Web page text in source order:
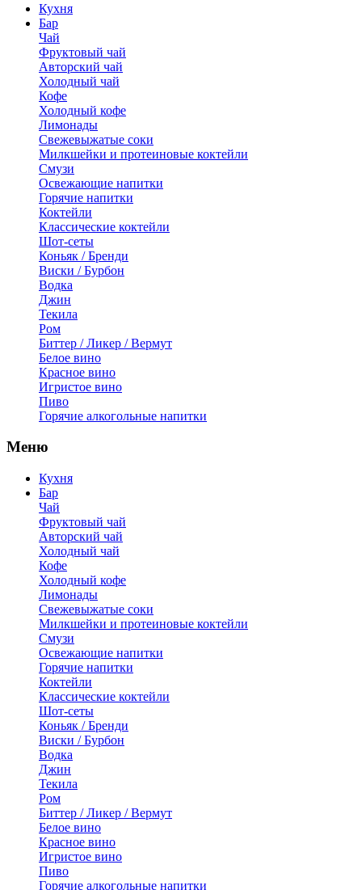
Кухня
Бар
Чай
Фруктовый чай
Авторский чай
Холодный чай
Кофе
Холодный кофе
Лимонады
Свежевыжатые соки
Милкшейки и протеиновые коктейли
Смузи
Освежающие напитки
Горячие напитки
Коктейли
Классические коктейли
Шот-сеты
Коньяк / Бренди
Виски / Бурбон
Водка
Джин
Текила
Ром
Биттер / Ликер / Вермут
Белое вино
Красное вино
Игристое вино
Пиво
Горячие алкогольные напитки
Меню
Кухня
Бар
Чай
Фруктовый чай
Авторский чай
Холодный чай
Кофе
Холодный кофе
Лимонады
Свежевыжатые соки
Милкшейки и протеиновые коктейли
Смузи
Освежающие напитки
Горячие напитки
Коктейли
Классические коктейли
Шот-сеты
Коньяк / Бренди
Виски / Бурбон
Водка
Джин
Текила
Ром
Биттер / Ликер / Вермут
Белое вино
Красное вино
Игристое вино
Пиво
Горячие алкогольные напитки